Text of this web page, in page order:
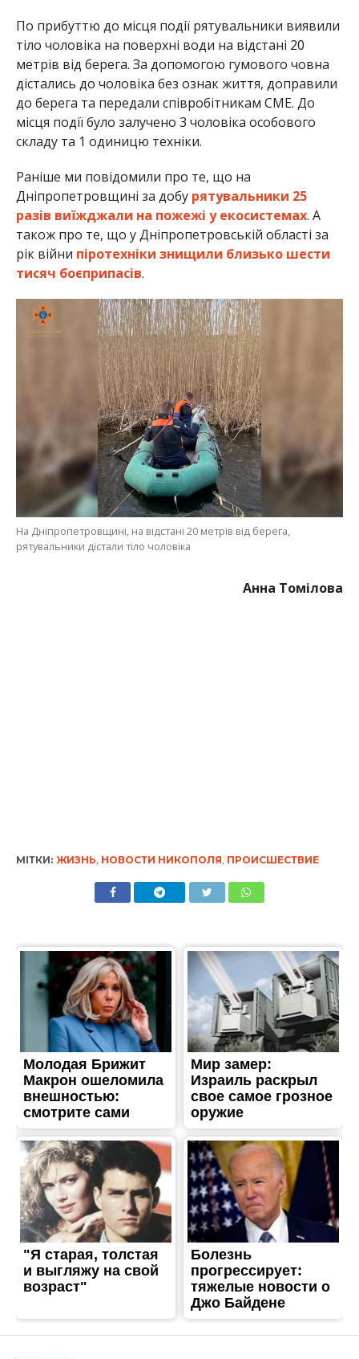
По прибуттю до місця події рятувальники виявили
тіло чоловіка на поверхні води на відстані 20
метрів від берега. За допомогою гумового човна
дістались до чоловіка без ознак життя, доправили
до берега та передали співробітникам СМЕ. До
місця події було залучено 3 чоловіка особового
складу та 1 одиницю техніки.
Раніше ми повідомили про те, що на
Дніпропетровщині за добурятувальники 25
разів виїжджали на пожежі у екосистемах. А
також про те, що у Дніпропетровській області за
рік війни піротехніки знищили близько шести
тисяч боєприпасів.
На Дніпропетровщині, на відстані 20 метрів від берега,
рятувальники дістали тіло чоловіка
Анна Томілова
МІТКИ: ЖИЗНЬ, НОВОСТИ НИКОПОЛЯ, ПРОИСШЕСТВИЕ